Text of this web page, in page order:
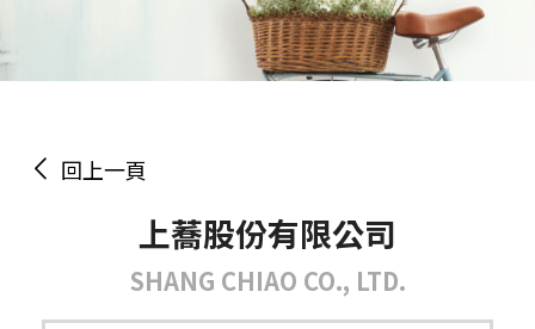
回上一頁
上蕎股份有限公司
SHANG CHIAO CO., LTD.